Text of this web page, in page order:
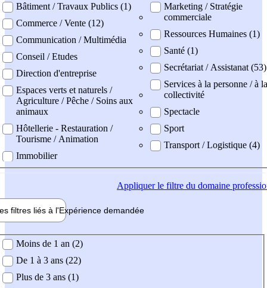
Bâtiment / Travaux Publics (1)
Commerce / Vente (12)
Communication / Multimédia
Conseil / Etudes
Direction d'entreprise
Espaces verts et naturels /
Agriculture / Pêche / Soins aux
animaux
Hôtellerie - Restauration /
Tourisme / Animation
Immobilier
Marketing / Stratégie
commerciale
Ressources Humaines (1)
Santé (1)
Secrétariat / Assistanat (53)
Services à la personne / à la
collectivité
Spectacle
Sport
Transport / Logistique (4)
Appliquerle filtre du domaine
filtres liés à l'Expérience demandée
demandée
Moins de 1 an (2)
De 1 à 3 ans (22)
Plus de 3 ans (1)